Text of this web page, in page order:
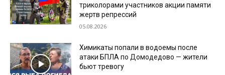
триколорами участников акции памяти
жертв репрессий
05.08.2026
Химикаты попали в водоемы после
атаки БПЛА по Домодедово — жители
бьют тревогу